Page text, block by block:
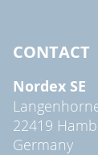
CONTACT
Nordex SE
22419
Germany